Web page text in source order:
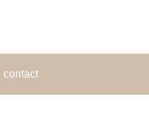
contact